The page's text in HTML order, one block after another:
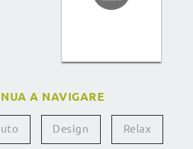
A NAVIGARE
Design Relax